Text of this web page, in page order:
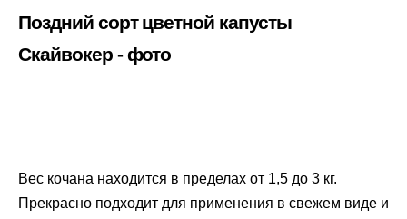
Поздний сорт цветной капусты
Скайвокер - фото
Вес кочана находится в пределах от 1,5 до 3 кг.
Прекрасно подходит для применения в свежем виде и